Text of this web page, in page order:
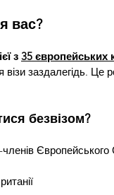
вас?
з 35 європейських
заздалегідь. Це
безвізом?
членів